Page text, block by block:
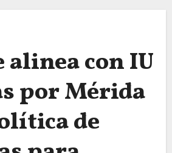
alinea con IU
por Mérida
de